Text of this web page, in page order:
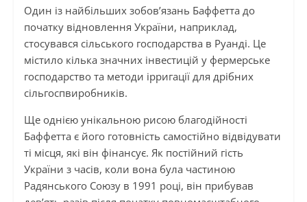
Один із найбільших зобов’язань Баффетта до
початку відновлення України, наприклад,
стосувався сільського господарства в Руанді. Це
містило кілька значних інвестицій у фермерське
господарство та методи ірригації для дрібних
сільгоспвиробників.
Ще однією унікальною рисою благодійності
Баффетта є його готовність самостійно відвідувати
ті місця, які він фінансує. Як постійний гість
України з часів, коли вона була частиною
Радянського Союзу в 1991 році, він прибував